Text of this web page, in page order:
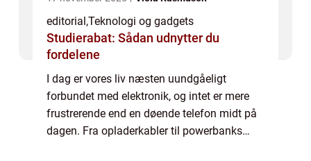
editorial,Teknologi og gadgets
Studierabat: Sådan udnytter du
fordelene
I dag er vores liv næsten uundgåeligt
forbundet med elektronik, og intet er mere
frustrerende end en døende telefon midt på
dagen. Fra opladerkabler til powerbanks